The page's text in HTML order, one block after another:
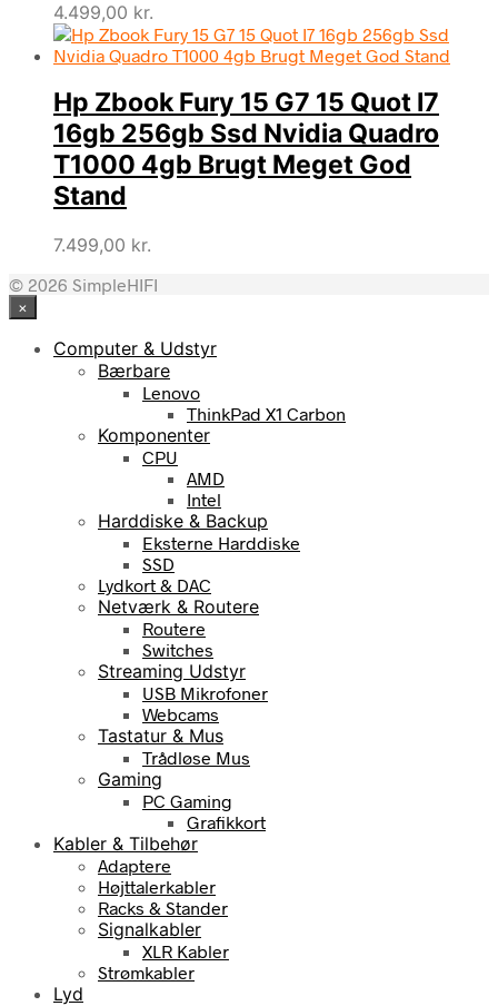
4.499,00 kr.
Hp Zbook Fury 15 G7 15 Quot I7
16gb 256gb Ssd Nvidia Quadro
T1000 4gb Brugt Meget God
Stand
7.499,00 kr.
© 2026 SimpleHIFI
×
Computer & Udstyr
Bærbare
Lenovo
ThinkPad X1 Carbon
Komponenter
CPU
AMD
Intel
Harddiske & Backup
Eksterne Harddiske
SSD
Lydkort & DAC
Netværk & Routere
Routere
Switches
Streaming Udstyr
USB Mikrofoner
Webcams
Tastatur & Mus
Trådløse Mus
Gaming
PC Gaming
Grafikkort
Kabler & Tilbehør
Adaptere
Højttalerkabler
Racks & Stander
Signalkabler
XLR Kabler
Strømkabler
Lyd